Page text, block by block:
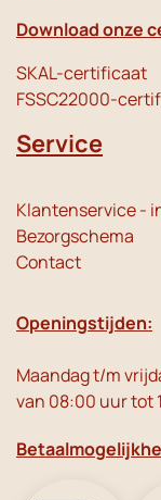
Download onze
SKAL-certificaat
FSSC22000-
Service
Klantenservice -
Bezorgschema
Contact
Openingstijden:
Maandag t/m
van 08:00 uur tot